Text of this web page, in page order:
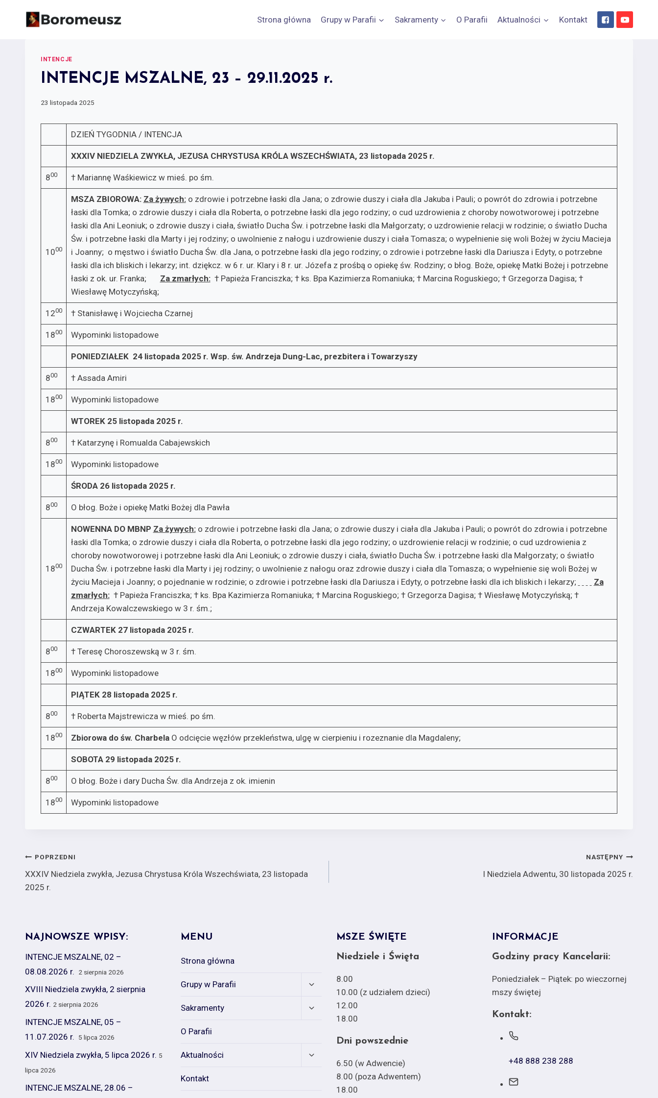
Strona główna Grupy w Parafii Sakramenty O Parafii Aktualności Kontakt
INTENCJE
INTENCJE MSZALNE, 23 – 29.11.2025 r.
23 listopada 2025
DZIEŃ TYGODNIA / INTENCJA
XXXIV NIEDZIELA ZWYKŁA, JEZUSA CHRYSTUSA KRÓLA WSZECHŚWIATA, 23 listopada 2025 r.
800 † Mariannę Waśkiewicz w mieś. po śm.
1000
MSZA ZBIOROWA: Za żywych:­o zdrowie i potrzebne łaski dla Jana; o zdrowie duszy i ciała dla Jakuba i Pauli; o powrót do zdrowia i potrzebne
łaski dla Tomka; o zdrowie duszy i ciała dla Roberta, o potrzebne łaski dla jego rodziny; o cud uzdrowienia z choroby nowotworowej i potrzebne
łaski dla Ani Leoniuk; o zdrowie duszy i ciała, światło Ducha Św. i potrzebne łaski dla Małgorzaty; o uzdrowienie relacji w rodzinie; o światło Ducha
Św. i potrzebne łaski dla Marty i jej rodziny; o uwolnienie z nałogu i uzdrowienie duszy i ciała Tomasza; o wypełnienie się woli Bożej w życiu Macieja
i Joanny; o męstwo i światło Ducha Św. dla Jana, o potrzebne łaski dla jego rodziny; o zdrowie i potrzebne łaski dla Dariusza i Edyty, o potrzebne
łaski dla ich bliskich i lekarzy; int. dziękcz. w 6 r. ur. Klary i 8 r. ur. Józefa z prośbą o opiekę św. Rodziny; o błog. Boże, opiekę Matki Bożej i potrzebne
łaski z ok. ur. Franka; Za zmarłych:† Papieża Franciszka; † ks. Bpa Kazimierza Romaniuka; † Marcina Roguskiego; † Grzegorza Dagisa; †
Wiesławę Motyczyńską;
1200 † Stanisławę i Wojciecha Czarnej
1800 Wypominki listopadowe
PONIEDZIAŁEK 24 listopada 2025 r. Wsp. św. Andrzeja Dung-Lac, prezbitera i Towarzyszy
800 † Assada Amiri
1800 Wypominki listopadowe
WTOREK 25 listopada 2025 r.
800 † Katarzynę i Romualda Cabajewskich
1800 Wypominki listopadowe
ŚRODA 26 listopada 2025 r.
800 O błog. Boże i opiekę Matki Bożej dla Pawła
1800
NOWENNA DO MBNP Za żywych:­o zdrowie i potrzebne łaski dla Jana; o zdrowie duszy i ciała dla Jakuba i Pauli; o powrót do zdrowia i potrzebne
łaski dla Tomka; o zdrowie duszy i ciała dla Roberta, o potrzebne łaski dla jego rodziny; o uzdrowienie relacji w rodzinie; o cud uzdrowienia z
choroby nowotworowej i potrzebne łaski dla Ani Leoniuk; o zdrowie duszy i ciała, światło Ducha Św. i potrzebne łaski dla Małgorzaty; o światło
Ducha Św. i potrzebne łaski dla Marty i jej rodziny; o uwolnienie z nałogu oraz zdrowie duszy i ciała dla Tomasza; o wypełnienie się woli Bożej w
życiu Macieja i Joanny; o pojednanie w rodzinie; o zdrowie i potrzebne łaski dla Dariusza i Edyty, o potrzebne łaski dla ich bliskich i lekarzy;
Za
zmarłych:† Papieża Franciszka; † ks. Bpa Kazimierza Romaniuka; † Marcina Roguskiego; † Grzegorza Dagisa; † Wiesławę Motyczyńską; †
Andrzeja Kowalczewskiego w 3 r. śm.;
CZWARTEK 27 listopada 2025 r.
800 † Teresę Choroszewską w 3 r. śm.
1800 Wypominki listopadowe
PIĄTEK 28 listopada 2025 r.
800 † Roberta Majstrewicza w mieś. po śm.
1800 Zbiorowa do św. CharbelaO odcięcie węzłów przekleństwa, ulgę w cierpieniu i rozeznanie dla Magdaleny;
SOBOTA 29 listopada 2025 r.
800 O błog. Boże i dary Ducha Św. dla Andrzeja z ok. imienin
1800 Wypominki listopadowe
Nawigacja
wpisu
POPRZEDNI
XXXIV Niedziela zwykła, Jezusa Chrystusa Króla Wszechświata, 23 listopada
2025 r.
NASTĘPNY
I Niedziela Adwentu, 30 listopada 2025 r.
NAJNOWSZE WPISY:
INTENCJE MSZALNE, 02 –
08.08.2026 r.
2 sierpnia 2026
XVIII Niedziela zwykła, 2 sierpnia
2026 r. 2 sierpnia 2026
INTENCJE MSZALNE, 05 –
11.07.2026 r.
5 lipca 2026
XIV Niedziela zwykła, 5 lipca 2026 r. 5
lipca 2026
INTENCJE MSZALNE, 28.06 –
MENU
Strona główna
Grupy w Parafii
Expand
Sakramenty
Expand
O Parafii
Aktualności
Expand
Kontakt
MSZE ŚWIĘTE
Niedziele i Święta
8.00
10.00 (z udziałem dzieci)
12.00
18.00
Dni powszednie
6.50 (w Adwencie)
8.00 (poza Adwentem)
18.00
INFORMACJE
Godziny pracy Kancelarii:
Poniedziałek – Piątek: po wieczornej
mszy świętej
Kontakt:
+48 888 238 288